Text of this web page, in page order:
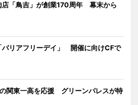
店「鳥吉」が創業170周年 幕末から
バリアフリーデイ」 開催に向けCFで
関東一高を応援 グリーンパレスが特